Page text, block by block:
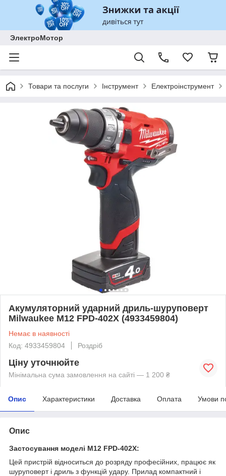
ЭлектроМотор
Товари та послуги Інструмент Електроінструмент
Акумуляторний ударний дриль-шуруповерт
Milwaukee M12 FPD-402X (4933459804)
Немає в наявності
Код: 4933459804
Роздріб
Ціну уточнюйте
Мінімальна сума замовлення на сайті — 1 200 ₴
Опис Характеристики Доставка Оплата Умови
Опис
Застосування моделі M12 FPD-402X:
Цей пристрій відноситься до розряду професійних, працює як
шуруповерт і дриль з функцій удару. Прилад компактний і